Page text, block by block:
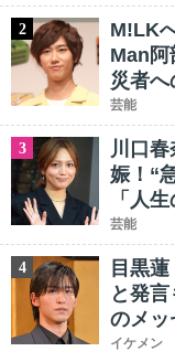
2
M!LK
Man阿
災者
芸能
3
川口
娠！“
「人
芸能
4
目黒
と発
のメッ
イケメン